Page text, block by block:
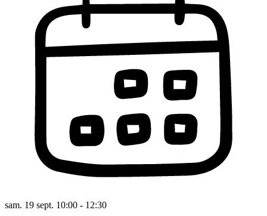
sam. 19 sept. 10:00 - 12:30